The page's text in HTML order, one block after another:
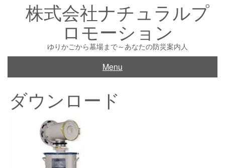
株式会社ナチュラルプ
ロモーション
ゆりかごから墓場まで～あなたの防災案内人
Menu
ダウンロード